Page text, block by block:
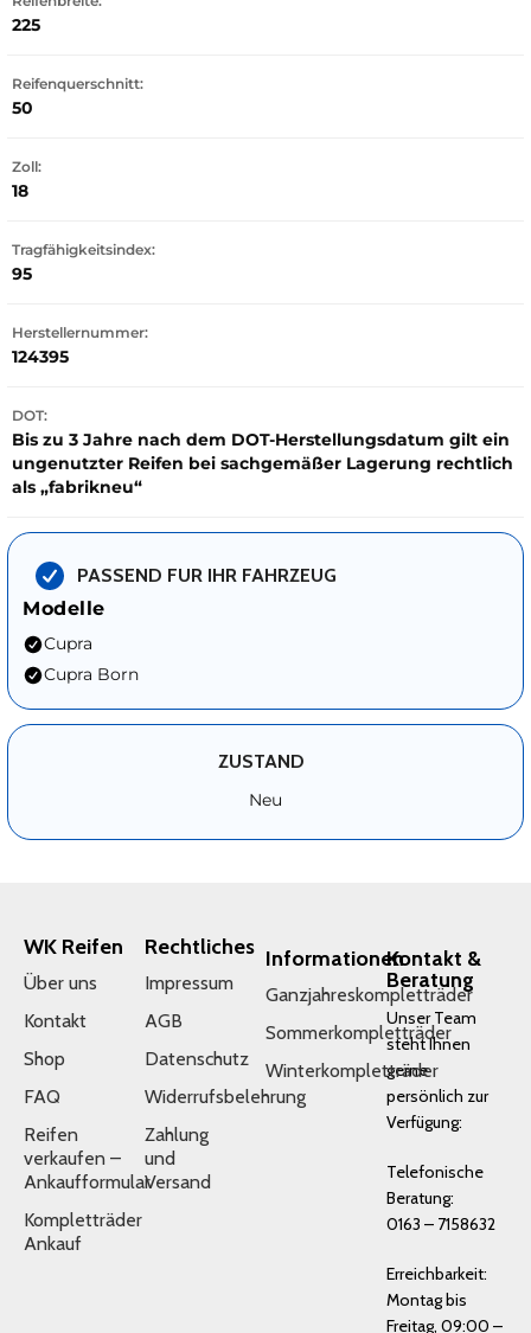
225
Reifenquerschnitt:
50
Zoll:
18
Tragfähigkeitsindex:
95
Herstellernummer:
124395
DOT:
Bis zu 3 Jahre nach dem DOT-Herstellungsdatum gilt ein
ungenutzter Reifen bei sachgemäßer Lagerung rechtlich
als „fabrikneu“
PASSEND FUR IHR FAHRZEUG
Modelle
Cupra
Cupra Born
ZUSTAND
Neu
WK Reifen
Über uns
Kontakt
Shop
FAQ
Reifen
verkaufen –
Ankaufformular
Kompletträder
Ankauf
Rechtliches
Impressum
AGB
Datenschutz
Widerrufsbelehrung
Zahlung
und
Versand
Informationen
Ganzjahreskompletträder
Sommerkompletträder
Winterkompletträder
Kontakt &
Beratung
Unser Team
steht Ihnen
gerne
persönlich zur
Verfügung:
Telefonische
Beratung:
0163 – 7158632
Erreichbarkeit:
Montag bis
Freitag, 09:00 –